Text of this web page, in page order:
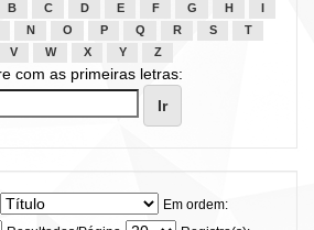
B C D E F G H
N O P Q R S
T
V W X Y Z
com as primeiras letras:
Em ordem: